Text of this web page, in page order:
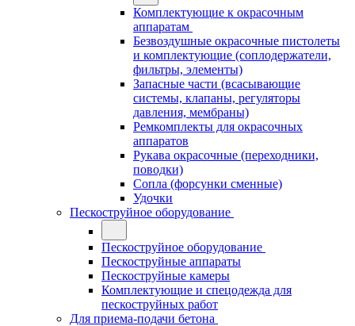
Комплектующие к окрасочным
аппаратам
Безвоздушные окрасочные пистолеты
и комплектующие (соплодержатели,
фильтры, элементы)
Запасные части (всасывающие
системы, клапаны, регуляторы
давления, мембраны)
Ремкомплекты для окрасочных
аппаратов
Рукава окрасочные (переходники,
поводки)
Сопла (форсунки сменные)
Удочки
Пескоструйное оборудование
Пескоструйное оборудование
Пескоструйные аппараты
Пескоструйные камеры
Комплектующие и спецодежда для
пескоструйных работ
Для приема-подачи бетона